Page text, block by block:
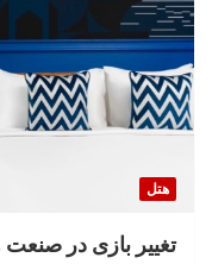
هتل
تغییر بازی در صنعت